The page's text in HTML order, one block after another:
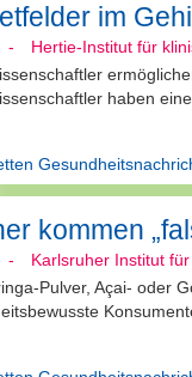
im
-
Hertie-Institut für
haben
kommen
-
Karlsruher Institut
Pulver, Açai- oder